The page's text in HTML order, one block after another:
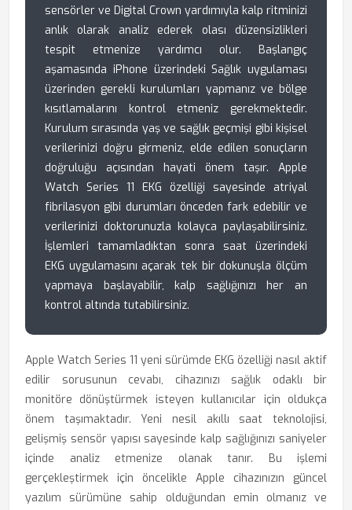
sensörler ve Digital Crown yardımıyla kalp ritminizi
anlık olarak analiz ederek olası düzensizlikleri
tespit etmenize yardımcı olur. Başlangıç
aşamasında iPhone üzerindeki Sağlık uygulaması
üzerinden gerekli kurulumları yapmanız ve bölge
kısıtlamalarını kontrol etmeniz gerekmektedir.
Kurulum sırasında yaş ve sağlık geçmişi gibi kişisel
verilerinizi doğru girmeniz, elde edilen sonuçların
doğruluğu açısından hayati önem taşır. Apple
Watch Series 11 EKG özelliği sayesinde atriyal
fibrilasyon gibi durumları önceden fark edebilir ve
verilerinizi doktorunuzla kolayca paylaşabilirsiniz.
İşlemleri tamamladıktan sonra saat üzerindeki
EKG uygulamasını açarak tek bir dokunuşla ölçüm
yapmaya başlayabilir, kalp sağlığınızı her an
kontrol altında tutabilirsiniz.
Apple Watch Series 11 yeni sürümde EKG özelliği nasıl aktif
edilir sorusunun cevabı, cihazınızı sağlık odaklı bir
monitöre dönüştürmek isteyen kullanıcılar için oldukça
önem taşımaktadır. Yeni nesil akıllı saat teknolojisi,
gelişmiş sensör yapısı sayesinde kalp sağlığınızı saniyeler
içinde analiz etmenize olanak tanır. Bu işlemi
gerçekleştirmek için öncelikle Apple cihazınızın güncel
yazılım sürümüne sahip olduğundan emin olmanız ve